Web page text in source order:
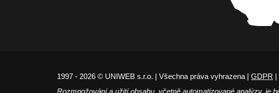
1997 - 2026 © UNIWEB s.r.o. | Všechna práva vyhrazena | GDPR |
Rozmnožování a užití obsahu, včetně automatizované analýzy, je